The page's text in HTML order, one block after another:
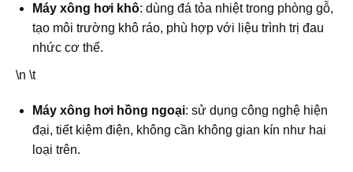
Máy xông hơi khô: dùng đá tỏa nhiệt trong phòng gỗ,
tạo môi trường khô ráo, phù hợp với liệu trình trị đau
nhức cơ thể.
\n \t
Máy xông hơi hồng ngoại: sử dụng công nghệ hiện
đại, tiết kiệm điện, không cần không gian kín như hai
loại trên.